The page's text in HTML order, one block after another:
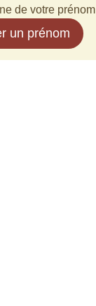
de votre prénom
un prénom